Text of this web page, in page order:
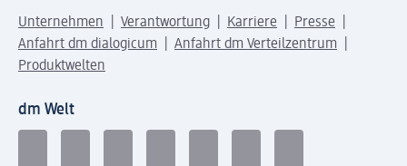
Unternehmen Verantwortung Karriere
Presse
Anfahrt dm dialogicum
Anfahrt dm Verteilzentrum
Produktwelten
dm Welt